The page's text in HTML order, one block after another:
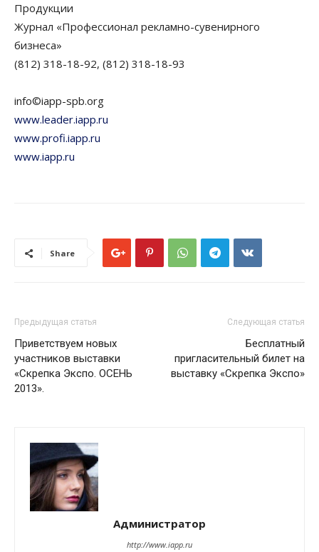
Продукции
Журнал «Профессионал рекламно-сувенирного
бизнеса»
(812) 318-18-92, (812) 318-18-93
info©iapp-spb.org
www.leader.iapp.ru
www.profi.iapp.ru
www.iapp.ru
Share
Предыдущая статья
Приветствуем новых
участников выставки
«Скрепка Экспо. ОСЕНЬ
2013».
Следующая статья
Бесплатный
пригласительный билет на
выставку «Скрепка Экспо»
Администратор
http://www.iapp.ru